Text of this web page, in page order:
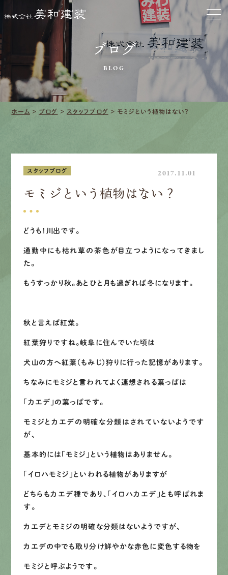
お家をきれいに
会社をきれいに
クリーニング
施工事例
募集要項
有資格者 が、無料建物 診断いたします!!
0120-44-2605
定休日 日曜・祝日
LINEでお手軽相談
ブログ
BLOG
ホーム > ブログ > スタッフブログ > モミジという植物はない？
スタッフブログ 2017.11.01
モミジという植物はない？
どうも！川出です。
通勤中にも枯れ草の茶色が目立つようになってきまし
た。
もうすっかり秋。あとひと月も過ぎれば冬になります。
秋と言えば紅葉。
紅葉狩りですね。岐阜に住んでいた頃は
犬山の方へ紅葉（もみじ）狩りに行った記憶があります。
ちなみにモミジと言われてよく連想される葉っぱは
「カエデ」の葉っぱです。
モミジとカエデの明確な分類はされていないようです
が、
基本的には「モミジ」という植物はありません。
「イロハモミジ」といわれる植物がありますが
どちらもカエデ種であり、「イロハカエデ」とも呼ばれま
す。
カエデとモミジの明確な分類はないようですが、
カエデの中でも取り分け鮮やかな赤色に変色する物を
モミジと呼ぶようです。